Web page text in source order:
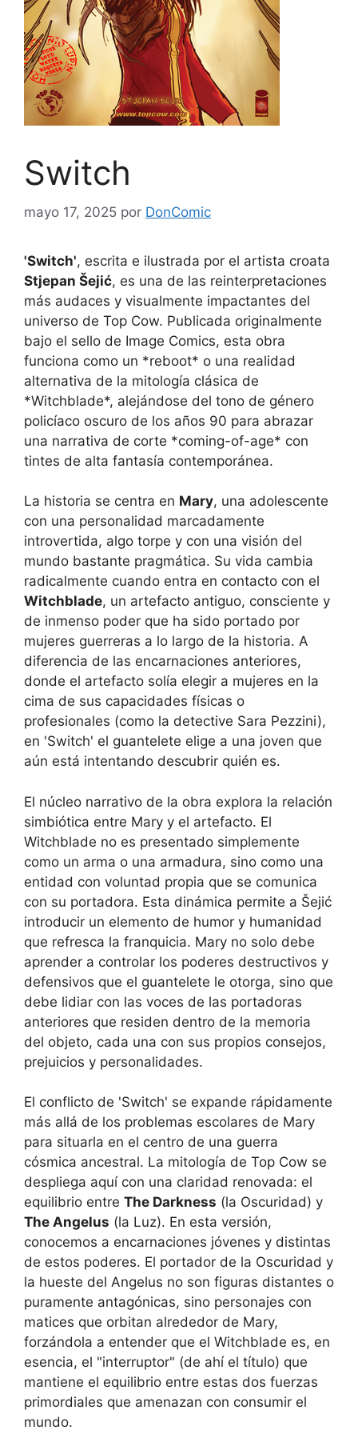
Switch
mayo 17, 2025 por DonComic
'Switch', escrita e ilustrada por el artista croata
Stjepan Šejić, es una de las reinterpretaciones
más audaces y visualmente impactantes del
universo de Top Cow. Publicada originalmente
bajo el sello de Image Comics, esta obra
funciona como un *reboot* o una realidad
alternativa de la mitología clásica de
*Witchblade*, alejándose del tono de género
policíaco oscuro de los años 90 para abrazar
una narrativa de corte *coming-of-age* con
tintes de alta fantasía contemporánea.
La historia se centra en Mary, una adolescente
con una personalidad marcadamente
introvertida, algo torpe y con una visión del
mundo bastante pragmática. Su vida cambia
radicalmente cuando entra en contacto con el
Witchblade, un artefacto antiguo, consciente y
de inmenso poder que ha sido portado por
mujeres guerreras a lo largo de la historia. A
diferencia de las encarnaciones anteriores,
donde el artefacto solía elegir a mujeres en la
cima de sus capacidades físicas o
profesionales (como la detective Sara Pezzini),
en 'Switch' el guantelete elige a una joven que
aún está intentando descubrir quién es.
El núcleo narrativo de la obra explora la relación
simbiótica entre Mary y el artefacto. El
Witchblade no es presentado simplemente
como un arma o una armadura, sino como una
entidad con voluntad propia que se comunica
con su portadora. Esta dinámica permite a Šejić
introducir un elemento de humor y humanidad
que refresca la franquicia. Mary no solo debe
aprender a controlar los poderes destructivos y
defensivos que el guantelete le otorga, sino que
debe lidiar con las voces de las portadoras
anteriores que residen dentro de la memoria
del objeto, cada una con sus propios consejos,
prejuicios y personalidades.
El conflicto de 'Switch' se expande rápidamente
más allá de los problemas escolares de Mary
para situarla en el centro de una guerra
cósmica ancestral. La mitología de Top Cow se
despliega aquí con una claridad renovada: el
equilibrio entre The Darkness (la Oscuridad) y
The Angelus (la Luz). En esta versión,
conocemos a encarnaciones jóvenes y distintas
de estos poderes. El portador de la Oscuridad y
la hueste del Angelus no son figuras distantes o
puramente antagónicas, sino personajes con
matices que orbitan alrededor de Mary,
forzándola a entender que el Witchblade es, en
esencia, el "interruptor" (de ahí el título) que
mantiene el equilibrio entre estas dos fuerzas
primordiales que amenazan con consumir el
mundo.